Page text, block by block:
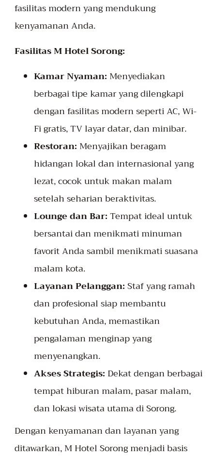
fasilitas modern yang mendukung
kenyamanan Anda.
Fasilitas M Hotel Sorong:
Kamar Nyaman: Menyediakan
berbagai tipe kamar yang dilengkapi
dengan fasilitas modern seperti AC, Wi-
Fi gratis, TV layar datar, dan minibar.
Restoran: Menyajikan beragam
hidangan lokal dan internasional yang
lezat, cocok untuk makan malam
setelah seharian beraktivitas.
Lounge dan Bar:Tempat ideal untuk
bersantai dan menikmati minuman
favorit Anda sambil menikmati suasana
malam kota.
Layanan Pelanggan:Staf yang ramah
dan profesional siap membantu
kebutuhan Anda, memastikan
pengalaman menginap yang
menyenangkan.
Akses Strategis: Dekat dengan berbagai
tempat hiburan malam, pasar malam,
dan lokasi wisata utama di Sorong.
Dengan kenyamanan dan layanan yang
ditawarkan, M Hotel Sorong menjadi basis